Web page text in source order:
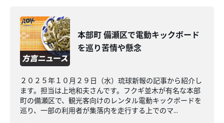
本部町 備瀬区で電動キックボード
を巡り苦情や懸念
２０２５年１０月２９日（水）琉球新報の記事から紹介し
ます。担当は上地和夫さんです。フクギ並木が有名な本部
町の備瀬区で、観光客向けのレンタル電動キックボードを
巡り、一部の利用者が集落内を走行する上でのマ...